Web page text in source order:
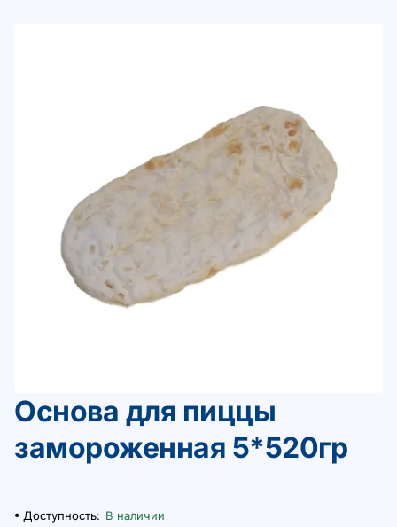
Основа для пиццы
замороженная 5*520гр
Доступность: В наличии